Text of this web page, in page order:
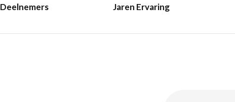
Deelnemers Jaren Ervaring